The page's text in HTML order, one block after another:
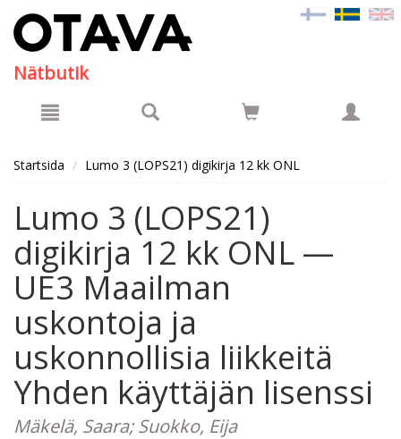
Nätbutik
Startsida Lumo 3 (LOPS21) digikirja 12 kk ONL
Lumo 3 (LOPS21)
digikirja 12 kk ONL —
UE3 Maailman
uskontoja ja
uskonnollisia liikkeitä
Yhden käyttäjän lisenssi
Mäkelä, Saara; Suokko, Eija